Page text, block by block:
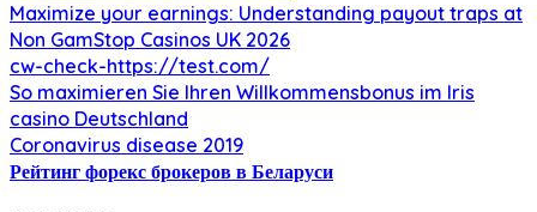
Maximize your earnings: Understanding payout traps at
Non GamStop Casinos UK 2026
cw-check-https://test.com/
So maximieren Sie Ihren Willkommensbonus im Iris
casino Deutschland
Coronavirus disease 2019
Рейтинг форекс брокеров в Беларуси